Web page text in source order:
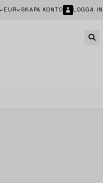
EUR SKAPA KONTO LOGGA IN